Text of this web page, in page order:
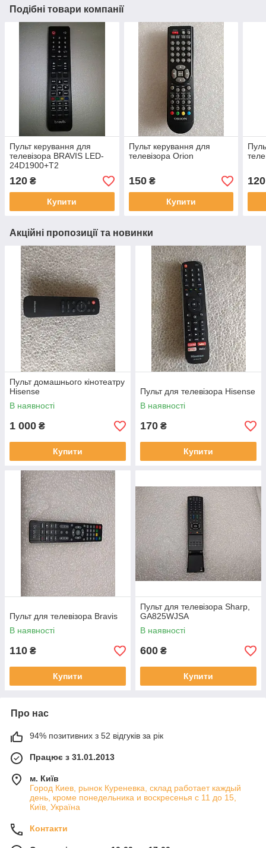
Подібні товари компанії
Пульт керування для
телевізора BRAVIS LED-
24D1900+T2
120 ₴
Купити
Пульт керування для
телевізора Orion
150₴
Купити
120
Акційні пропозиції та новинки
Пульт домашнього кінотеатру
Hisense
В наявності
1 000 ₴
Купити
Пульт для телевізора Hisense
В наявності
170 ₴
Купити
Пульт для телевізора Bravis
В наявності
110 ₴
Купити
Пульт для телевізора Sharp,
GA825WJSA
В наявності
600 ₴
Купити
Про нас
94% позитивних з 52 відгуків за рік
Працює з 31.01.2013
м. Київ
Город Киев, рынок Куреневка, склад работает каждый
день, кроме понедельника и воскресенья с 11 до 15,
Київ, Україна
Контакти